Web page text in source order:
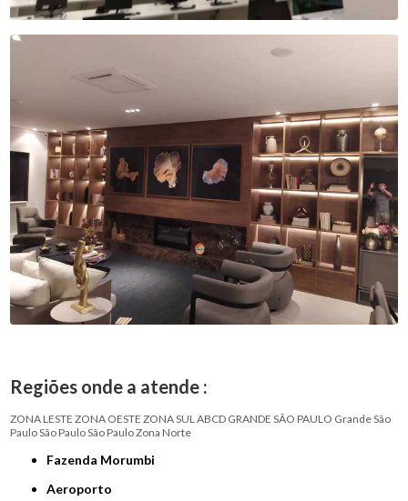
Regiões onde a atende :
ZONA LESTE ZONA OESTE ZONA SULABCD GRANDE SÃO PAULO Grande São
PauloSão PauloSão PauloZona Norte
Fazenda Morumbi
Aeroporto